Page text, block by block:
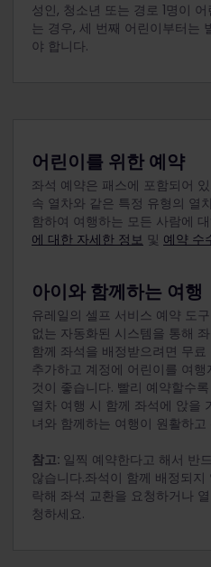
성인, 청소년 또는 경로 1명이
는 경우, 세 번째 어린이부터는
야 합니다.
어린이를 위한 예약
좌석 예약은 패스에 포함되어
속 열차와 같은 특정 유형의 열
함하여 여행하는 모든 사람에
에 대한 자세한 정보 및 예약 수
아이와 함께하는 여행
유레일의 셀프 서비스 예약 도
없는 자동화된 시스템을 통해
함께 좌석을 배정받으려면 무
추가하고 계정에 어린이를 여
것이 좋습니다. 빨리 예약할수
열차 여행 시 함께 좌석에 앉을
녀와 함께하는 여행이 원활하고
참고: 일찍 예약한다고 해서 반
않습니다.좌석이 함께 배정되
락해 좌석 교환을 요청하거나
청하세요.